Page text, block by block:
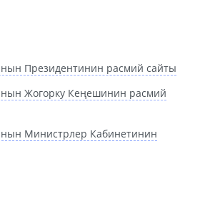
Президентинин расмий сайты
Жогорку Кеңешинин расмий
Министрлер Кабинетинин